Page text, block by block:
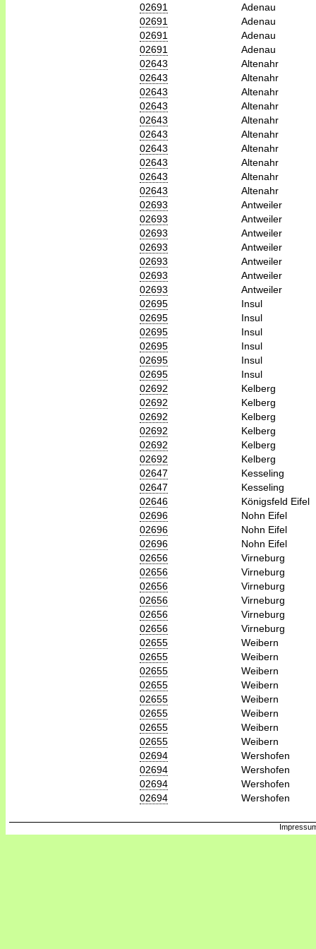
02691
Adenau
02691
Adenau
02691
Adenau
02691
Adenau
02643
Altenahr
02643
Altenahr
02643
Altenahr
02643
Altenahr
02643
Altenahr
02643
Altenahr
02643
Altenahr
02643
Altenahr
02643
Altenahr
02643
Altenahr
02693
Antweiler
02693
Antweiler
02693
Antweiler
02693
Antweiler
02693
Antweiler
02693
Antweiler
02693
Antweiler
02695
Insul
02695
Insul
02695
Insul
02695
Insul
02695
Insul
02695
Insul
02692
Kelberg
02692
Kelberg
02692
Kelberg
02692
Kelberg
02692
Kelberg
02692
Kelberg
02647
Kesseling
02647
Kesseling
02646
Königsfeld Eifel
02696
Nohn Eifel
02696
Nohn Eifel
02696
Nohn Eifel
02656
Virneburg
02656
Virneburg
02656
Virneburg
02656
Virneburg
02656
Virneburg
02656
Virneburg
02655
Weibern
02655
Weibern
02655
Weibern
02655
Weibern
02655
Weibern
02655
Weibern
02655
Weibern
02655
Weibern
02694
Wershofen
02694
Wershofen
02694
Wershofen
02694
Wershofen